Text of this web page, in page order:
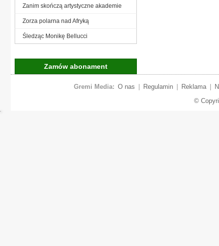
Zanim skończą artystyczne akademie
Zorza polarna nad Afryką
Śledząc Monikę Bellucci
Zamów abonament
Gremi Media: O nas Regulamin Reklama
©